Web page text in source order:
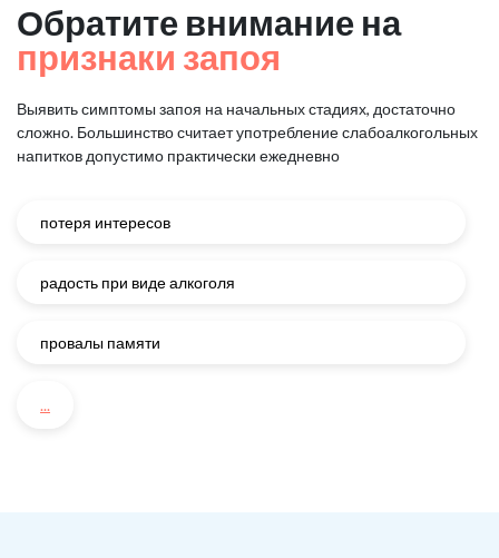
Обратите внимание на
признаки запоя
Выявить симптомы запоя на начальных стадиях, достаточно
сложно. Большинство считает употребление слабоалкогольных
напитков допустимо практически ежедневно
потеря интересов
радость при виде алкоголя
провалы памяти
...